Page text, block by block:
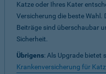
Katze oder Ihres Kater
Versicherung die beste Wahl.
Beiträge sind überschaubar
Sicherheit.
Übrigens: Als Upgrade bietet
Krankenversicherung für